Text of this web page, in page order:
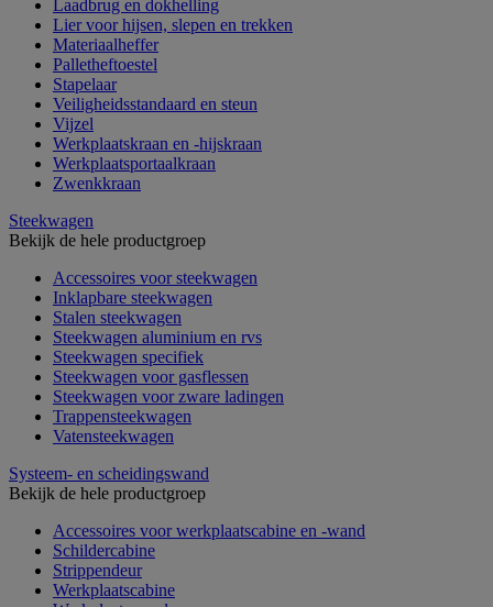
Laadbrug en dokhelling
Lier voor hijsen, slepen en trekken
Materiaalheffer
Palletheftoestel
Stapelaar
Veiligheidsstandaard en steun
Vijzel
Werkplaatskraan en -hijskraan
Werkplaatsportaalkraan
Zwenkkraan
Steekwagen
Bekijk de hele productgroep
Accessoires voor steekwagen
Inklapbare steekwagen
Stalen steekwagen
Steekwagen aluminium en rvs
Steekwagen specifiek
Steekwagen voor gasflessen
Steekwagen voor zware ladingen
Trappensteekwagen
Vatensteekwagen
Systeem- en scheidingswand
Bekijk de hele productgroep
Accessoires voor werkplaatscabine en -wand
Schildercabine
Strippendeur
Werkplaatscabine